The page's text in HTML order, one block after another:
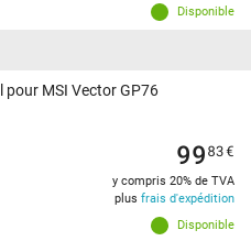
Disponible
pour MSI Vector GP76
Disponible
9983€
y compris 20% de TVA
plus frais d'expédition